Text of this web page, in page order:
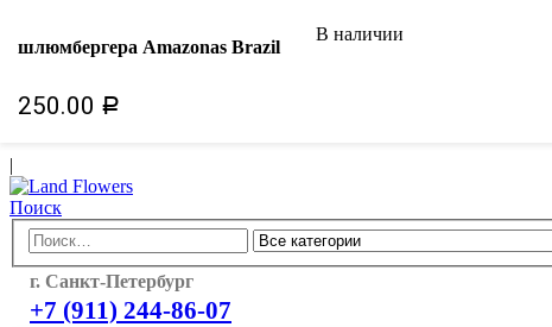
Мои желания
Авторизоваться
|
Поиск
г. Санкт-Петербург
+7 (911) 244-86-07
шлюмбергера Amazonas Brazil
250.00 Р
В наличии